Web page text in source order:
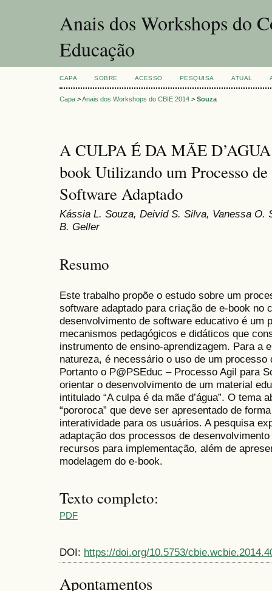
Anais dos Workshops do
Educação
CAPA SOBRE ACESSO PESQUISA ATUAL
Capa >Anais dos Workshops do CBIE 2014 > Souza
A CULPA É DA MÃE
book Utilizando um Processo
Software Adaptado
Kássia L. Souza, Deivid S. Silva, Vanessa O.
B. Geller
Resumo
Este trabalho propõe o estudo sobre um
software adaptado para criação de e-book no
desenvolvimento de software educativo é um
mecanismos pedagógicos e didáticos que
instrumento de ensino-aprendizagem. Para a
natureza, é necessário o uso de um processo
Portanto o P@PSEduc – Processo Agil para
orientar o desenvolvimento de um material
intitulado “A culpa é da mãe d’água”. O tema
“pororoca” que deve ser apresentado de
interatividade para os usuários. A pesquisa
adaptação dos processos de
recursos para implementação, além de
modelagem do e-book.
Texto completo:
PDF
DOI: https://doi.org/10.5753/
Apontamentos